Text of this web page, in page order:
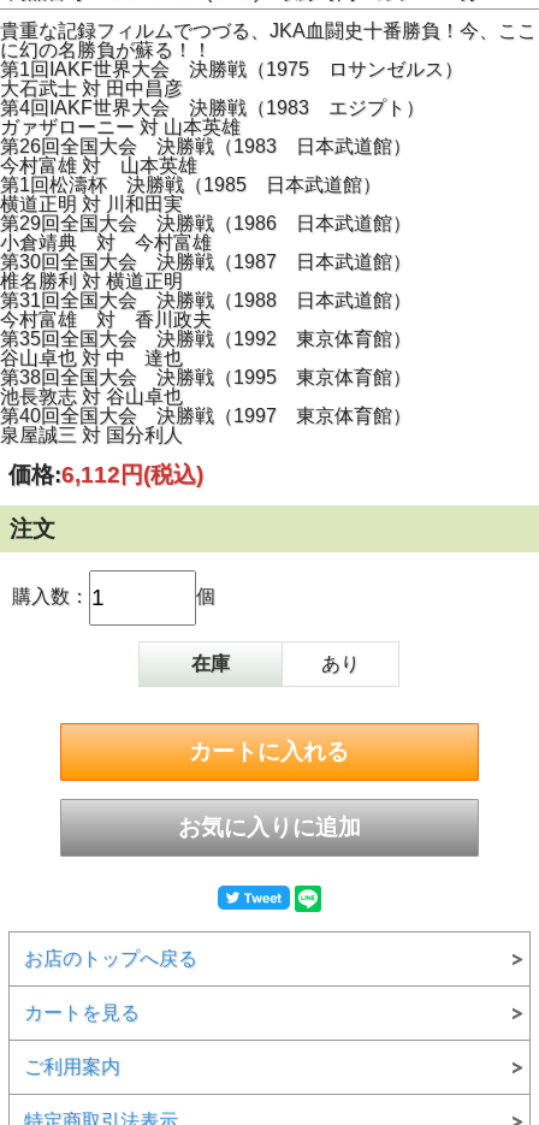
貴重な記録フィルムでつづる、JKA血闘史十番勝負！今、ここ
に幻の名勝負が蘇る！！
第1回IAKF世界大会 決勝戦（1975 ロサンゼルス）
大石武士 対 田中昌彦
第4回IAKF世界大会 決勝戦（1983 エジプト）
ガァザローニー 対 山本英雄
第26回全国大会 決勝戦（1983 日本武道館）
今村富雄 対 山本英雄
第1回松濤杯 決勝戦（1985 日本武道館）
横道正明 対 川和田実
第29回全国大会 決勝戦（1986 日本武道館）
小倉靖典 対 今村富雄
第30回全国大会 決勝戦（1987 日本武道館）
椎名勝利 対 横道正明
第31回全国大会 決勝戦（1988 日本武道館）
今村富雄 対 香川政夫
第35回全国大会 決勝戦（1992 東京体育館）
谷山卓也 対 中 達也
第38回全国大会 決勝戦（1995 東京体育館）
池長敦志 対 谷山卓也
第40回全国大会 決勝戦（1997 東京体育館）
泉屋誠三 対 国分利人
価格:6,112円(税込)
注文
購入数： 個
在庫 あり
お店のトップへ戻る
カートを見る
ご利用案内
特定商取引法表示